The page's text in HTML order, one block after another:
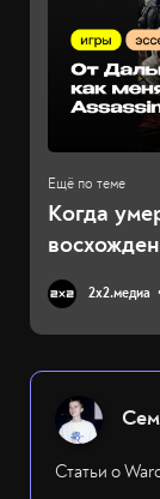
Когда
2х2.медиа
Статьи о